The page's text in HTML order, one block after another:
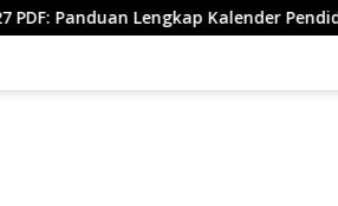
Kalender Pendidikan Jawa Timur,